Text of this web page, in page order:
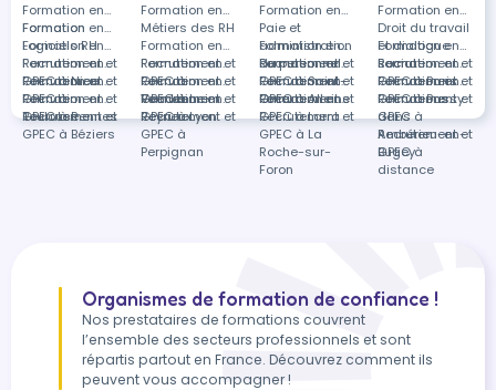
Formation en
Formation
Formation en
Métiers des RH
Formation en
Paie et
administration
du personnel
Formation en
Droit du travail
et dialogue
social
Formation en
Logiciels RH
Formation en
Recrutement et
GPEC à Nice
Formation en
Recrutement et
GPEC à
Vendenheim
Formation en
Recrutement et
GPEC à Saint-
Omer
Formation en
Recrutement et
GPEC à Paris
Formation en
Recrutement et
GPEC à
Toulouse
Formation en
Recrutement et
GPEC à
Reyrieux
Formation en
Recrutement et
GPEC à Alleins
Formation en
Recrutement et
GPEC à Passy
Formation en
Recrutement et
GPEC à Rennes
Formation en
Recrutement et
GPEC à Lyon
Formation en
Recrutement et
GPEC à Larra
Formation en
Recrutement et
GPEC à
Ambérieu-en-
Bugey
Formation en
Recrutement et
GPEC à Béziers
Formation en
Recrutement et
GPEC à
Perpignan
Formation en
Recrutement et
GPEC à La
Roche-sur-
Foron
Formations
dans
Recrutement et
GPEC à
distance
Organismes de formation de confiance !
Nos prestataires de formations couvrent
l’ensemble des secteurs professionnels et sont
répartis partout en France. Découvrez comment ils
peuvent vous accompagner !